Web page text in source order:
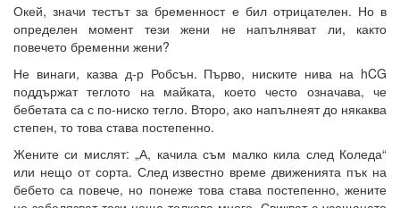
Окей, значи тестът за бременност е бил отрицателен. Но в
определен момент тези жени не напълняват ли, както
повечето бременни жени?
Не винаги, казва д-р Робсън. Първо, ниските нива на hCG
поддържат теглото на майката, което често означава, че
бебетата са с по-ниско тегло. Второ, ако напълнеят до някаква
степен, то това става постепенно.
Жените си мислят: „А, качила съм малко кила след Коледа“
или нещо от сорта. След известно време движенията пък на
бебето са повече, но понеже това става постепенно, жените